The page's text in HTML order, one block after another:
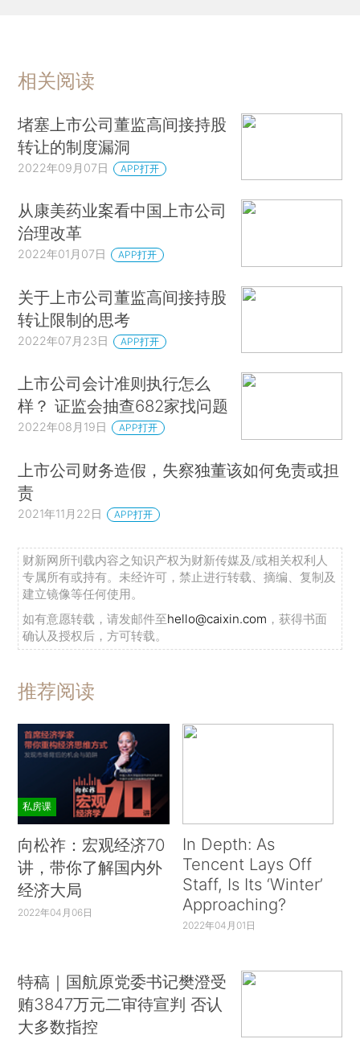
相关阅读
堵塞上市公司董监高间接持股
转让的制度漏洞
2022年09月07日 APP打开
从康美药业案看中国上市公司
治理改革
2022年01月07日 APP打开
关于上市公司董监高间接持股
转让限制的思考
2022年07月23日 APP打开
上市公司会计准则执行怎么
样？ 证监会抽查682家找问题
2022年08月19日 APP打开
上市公司财务造假，失察独董该如何免责或担
责
2021年11月22日 APP打开
财新网所刊载内容之知识产权为财新传媒及/或相关权利人
专属所有或持有。未经许可，禁止进行转载、摘编、复制及
建立镜像等任何使用。
如有意愿转载，请发邮件至hello@caixin.com ，获得书面
确认及授权后，方可转载。
推荐阅读
私房课
向松祚：宏观经济70
讲，带你了解国内外
经济大局
2022年04月06日
In Depth: As
Tencent Lays Off
Staff, Is Its ‘Winter’
Approaching?
2022年04月01日
特稿｜国航原党委书记樊澄受
贿3847万元二审待宣判 否认
大多数指控